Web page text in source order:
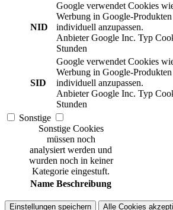
NID
Google verwendet Cookies
Werbung in Google-
individuell anzupassen.
Anbieter Google Inc. Typ
Stunden
SID
Google verwendet Cookies
Werbung in Google-
individuell anzupassen.
Anbieter Google Inc. Typ
Stunden
Sonstige
Sonstige Cookies
müssen noch
analysiert werden und
wurden noch in keiner
Kategorie eingestuft.
Name Beschreibung
Einstellungen speichern Alle Cookies